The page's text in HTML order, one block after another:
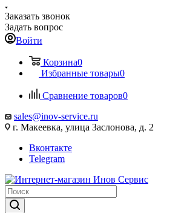
Заказать звонок
Задать вопрос
Войти
Корзина0
Избранные товары0
Сравнение товаров0
sales@inov-service.ru
г. Макеевка, улица Заслонова, д. 2
Вконтакте
Telegram